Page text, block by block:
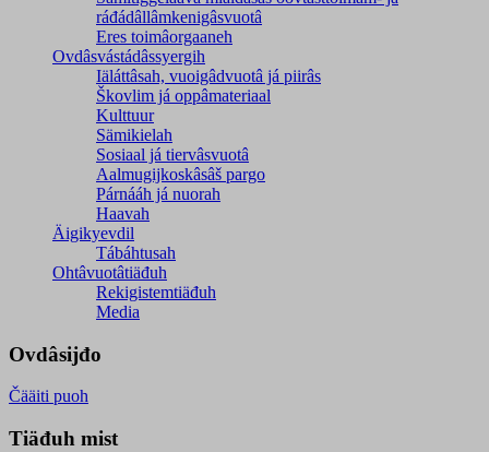
ráđádâllâmkenigâsvuotâ
Eres toimâorgaaneh
Ovdâsvástádâssyergih
Iäláttâsah, vuoigâdvuotâ já piirâs
Škovlim já oppâmateriaal
Kulttuur
Sämikielah
Sosiaal já tiervâsvuotâ
Aalmugijkoskâsâš pargo
Párnááh já nuorah
Haavah
Äigikyevdil
Tábáhtusah
Ohtâvuotâtiäđuh
Rekigistemtiäđuh
Media
Ovdâsijđo
Čääiti puoh
Tiäđuh mist